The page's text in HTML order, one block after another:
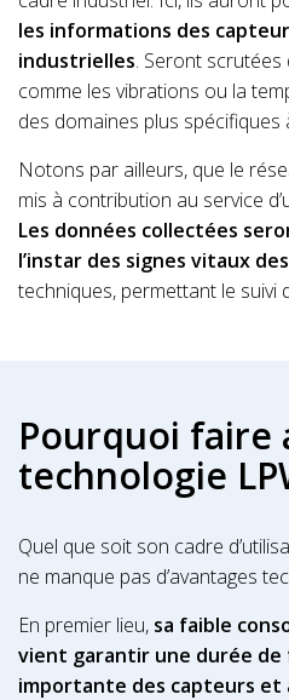
les informations des
industrielles. Seront scrutées
comme les vibrations ou la
des domaines plus spécifiques
Notons par ailleurs, que le
mis à contribution au service
Les données collectées
l’instar des signes vitaux
techniques, permettant le suivi
Pourquoi faire
technologie
Quel que soit son cadre
ne manque pas d’avantages
En premier lieu, sa faible
vient garantir une durée
importante des capteurs et